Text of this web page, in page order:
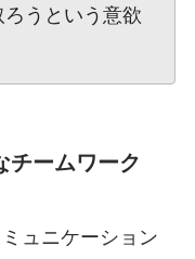
うという意欲
チームワーク
ュニケーション